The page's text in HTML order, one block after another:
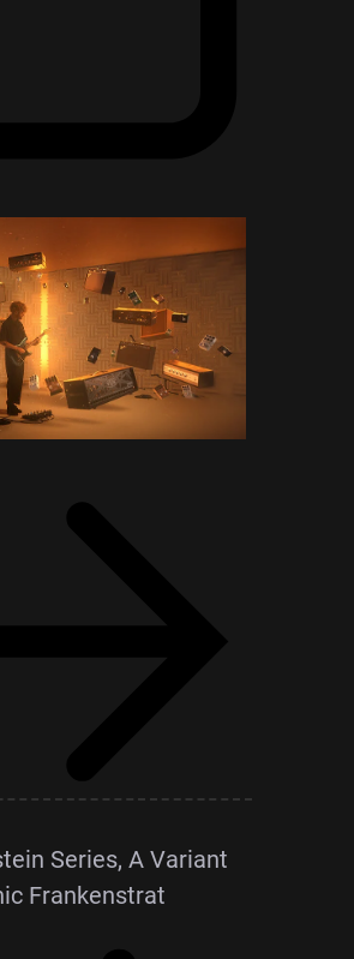
Series, A Variant
Frankenstrat